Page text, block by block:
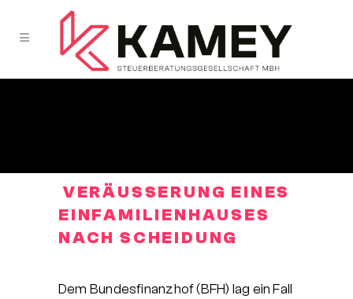
VERÄUSSERUNG EINES E
INFAMILIENHAUSES
NACH SCHEIDUNG
Dem Bundesfinanzhof (BFH) lag ein Fall